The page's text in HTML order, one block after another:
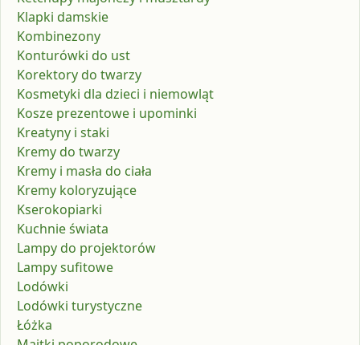
Klapki damskie
Kombinezony
Konturówki do ust
Korektory do twarzy
Kosmetyki dla dzieci i niemowląt
Kosze prezentowe i upominki
Kreatyny i staki
Kremy do twarzy
Kremy i masła do ciała
Kremy koloryzujące
Kserokopiarki
Kuchnie świata
Lampy do projektorów
Lampy sufitowe
Lodówki
Lodówki turystyczne
Łóżka